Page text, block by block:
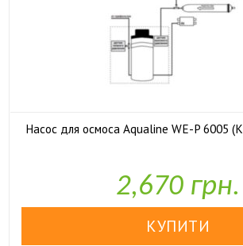
Насос для осмоса Aqualine WE-P 6005
2,670 грн.